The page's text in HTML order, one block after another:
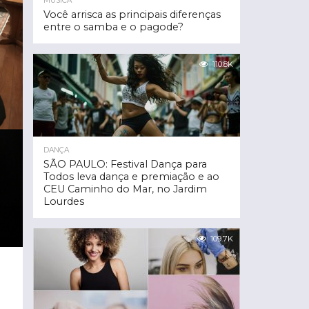
Você arrisca as principais diferenças
entre o samba e o pagode?
110.8K
DANÇA
SÃO PAULO: Festival Dança para
Todos leva dança e premiação e ao
CEU Caminho do Mar, no Jardim
Lourdes
109.7K